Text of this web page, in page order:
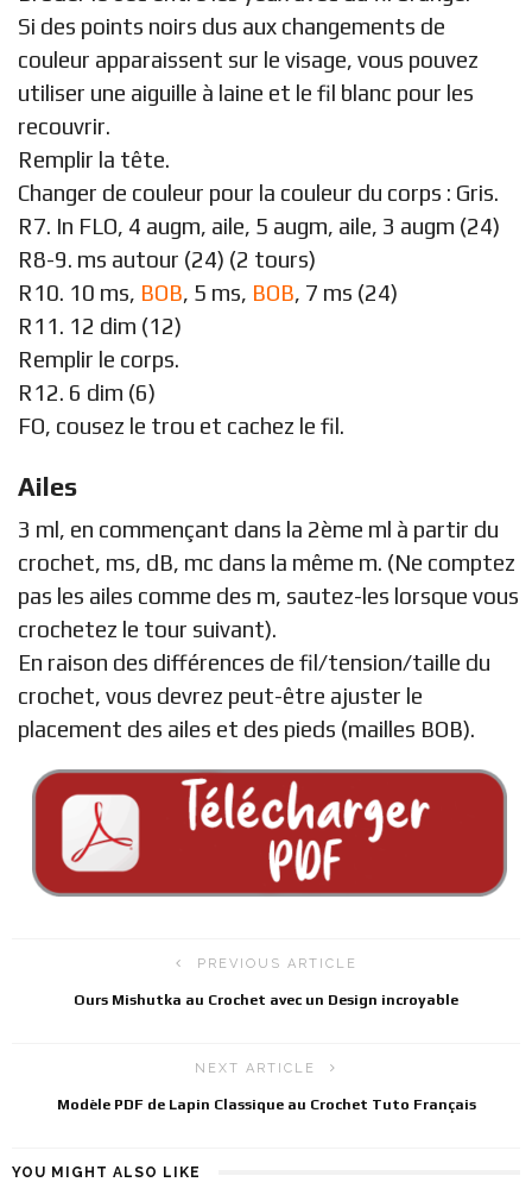
Si des points noirs dus aux changements de
couleur apparaissent sur le visage, vous pouvez
utiliser une aiguille à laine et le fil blanc pour les
recouvrir.
Remplir la tête.
Changer de couleur pour la couleur du corps : Gris.
R7. In FLO, 4 augm, aile, 5 augm, aile, 3 augm (24)
R8-9. ms autour (24) (2 tours)
R10. 10 ms, BOB, 5 ms, BOB, 7 ms (24)
R11. 12 dim (12)
Remplir le corps.
R12. 6 dim (6)
FO, cousez le trou et cachez le fil.
Ailes
3 ml, en commençant dans la 2ème ml à partir du
crochet, ms, dB, mc dans la même m. (Ne comptez
pas les ailes comme des m, sautez-les lorsque vous
crochetez le tour suivant).
En raison des différences de fil/tension/taille du
crochet, vous devrez peut-être ajuster le
placement des ailes et des pieds (mailles BOB).
PREVIOUS ARTICLE
Ours Mishutka au Crochet avec un Design incroyable
NEXT ARTICLE
Modèle PDF de Lapin Classique au Crochet Tuto Français
YOU MIGHT ALSO LIKE